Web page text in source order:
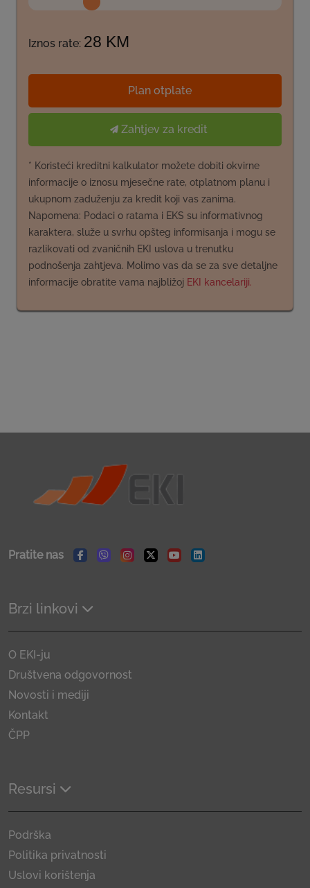
Iznos rate: 28 KM
Plan otplate
Zahtjev za kredit
* Koristeći kreditni kalkulator možete dobiti okvirne
informacije o iznosu mjesečne rate, otplatnom planu i
ukupnom zaduženju za kredit koji vas zanima.
Napomena: Podaci o ratama i EKS su informativnog
karaktera, služe u svrhu opšteg informisanja i mogu se
razlikovati od zvaničnih EKI uslova u trenutku
podnošenja zahtjeva. Molimo vas da se za sve detaljne
informacije obratite vama najbližoj EKI kancelariji.
Pratite nas
Facebook
ViberInstagram
TwitterYoutubeLinkedin
Brzi linkovi
O EKI-ju
Društvena odgovornost
Novosti i mediji
Kontakt
ČPP
Resursi
Podrška
Politika privatnosti
Uslovi korištenja